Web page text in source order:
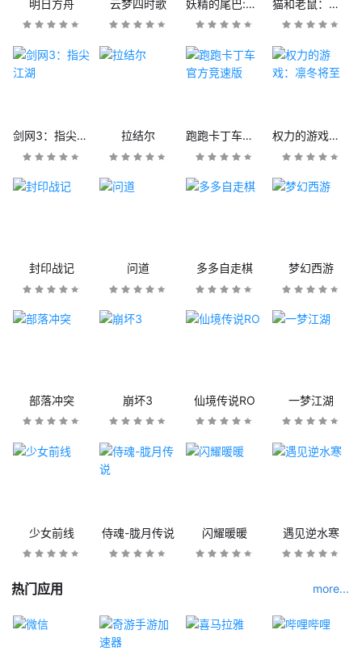
明日方舟 云梦四时歌 妖精的尾巴:魔导少年 猫和老鼠：欢乐互动
剑网3：指尖江湖 拉结尔 跑跑卡丁车官方竞速版 权力的游戏：凛冬将至
封印战记 问道 多多自走棋 梦幻西游
部落冲突 崩坏3 仙境传说RO 一梦江湖
少女前线 侍魂-胧月传说 闪耀暖暖 遇见逆水寒
热门应用 more...